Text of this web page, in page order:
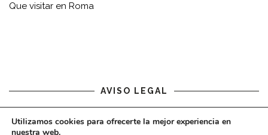
Que visitar en Roma
AVISO LEGAL
Aviso legal
Utilizamos cookies para ofrecerte la mejor experiencia en
nuestra web.